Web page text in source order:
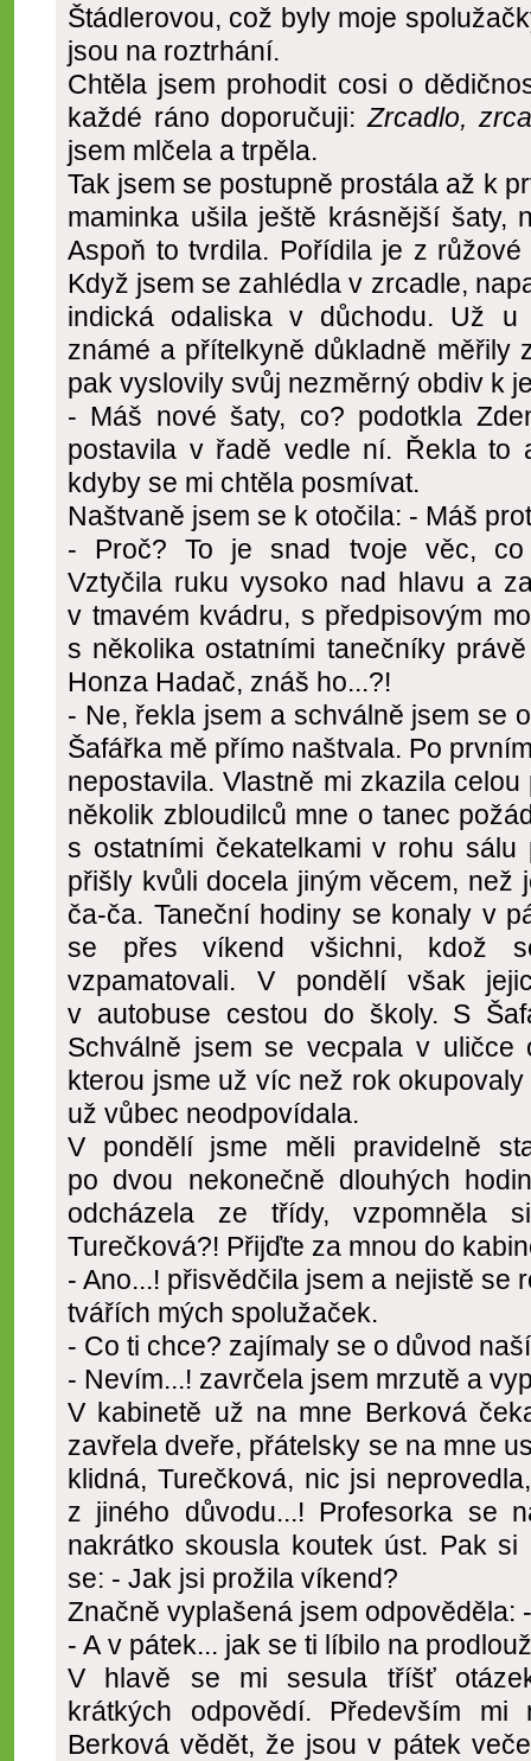
Štádlerovou, což byly moje
jsou na roztrhání.
Chtěla jsem prohodit cosi o
každé ráno doporučuji:Zrcadlo,
jsem mlčela a trpěla.
Tak jsem se postupně prostála až k
maminka ušila ještě krásnější šaty,
Aspoň to tvrdila. Pořídila je z
Když jsem se zahlédla v zrcadle,
indická odaliska v důchodu. Už
známé a přítelkyně důkladně měřily
pak vyslovily svůj nezměrný obdiv k
- Máš nové šaty, co? podotkla
postavila v řadě vedle ní. Řekla to
kdyby se mi chtěla posmívat.
Naštvaně jsem se k otočila: - Máš
- Proč? To je snad tvoje věc, co
Vztyčila ruku vysoko nad hlavu a
v tmavém kvádru, s předpisovým
s několika ostatními tanečníky
Honza Hadač, znáš ho...?!
- Ne, řekla jsem a schválně jsem se
Šafářka mě přímo naštvala. Po
nepostavila. Vlastně mi zkazila
několik zbloudilců mne o tanec
s ostatními čekatelkami v rohu sálu
přišly kvůli docela jiným věcem, než
ča-ča. Taneční hodiny se konaly v
se přes víkend všichni, kdož
vzpamatovali. V pondělí však
v autobuse cestou do školy. S
Schválně jsem se vecpala v
kterou jsme už víc než rok
už vůbec neodpovídala.
V pondělí jsme měli pravidelně
po dvou nekonečně dlouhých
odcházela ze třídy, vzpomněla
Turečková?! Přijďte za mnou do
- Ano...! přisvědčila jsem a nejistě se
tvářích mých spolužaček.
- Co ti chce? zajímaly se o důvod
- Nevím...! zavrčela jsem mrzutě a
V kabinetě už na mne Berková
zavřela dveře, přátelsky se na mne
klidná, Turečková, nic jsi
z jiného důvodu...! Profesorka se
nakrátko skousla koutek úst. Pak
se: - Jak jsi prožila víkend?
Značně vyplašená jsem odpověděla:
- A v pátek... jak se ti líbilo na
V hlavě se mi sesula tříšť
krátkých odpovědí. Především
Berková vědět, že jsou v pátek